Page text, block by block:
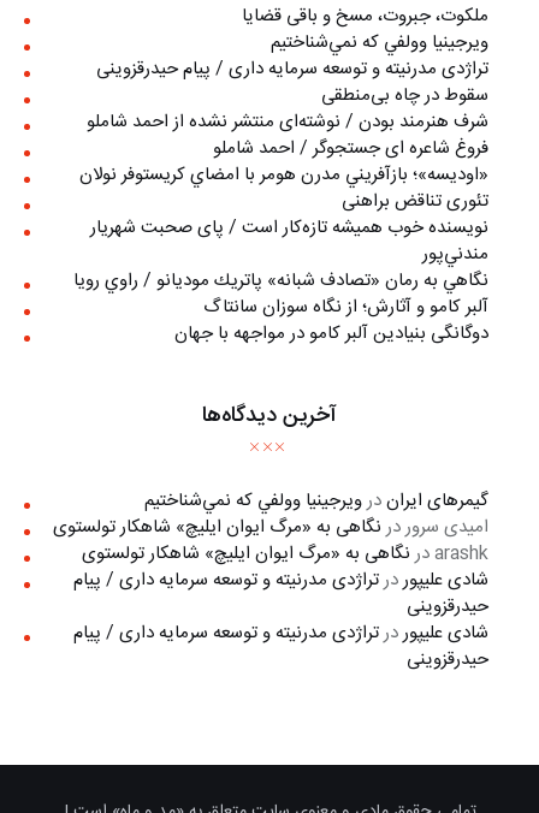
ملکوت، جبروت، مسخ و باقی قضایا
ويرجينيا وولفي كه نمي‌شناختيم
تراژدی مدرنیته و توسعه سرمایه داری / پیام حیدرقزوینی
سقوط در چاه بی‌منطقی
شرف هنرمند بودن / نوشته‌ای منتشر نشده از احمد شاملو
فروغ شاعره ای جستجوگر / احمد شاملو
«اوديسه»؛ بازآفريني مدرن هومر با امضاي كريستوفر نولان
تئوری تناقض براهنی
نويسنده خوب هميشه تازه‌كار است / پای صحبت شهريار
مندني‌پور
نگاهي به رمان «تصادف شبانه» پاتريك موديانو / راوي رويا
آلبر کامو و آثارش؛ از نگاه سوزان سانتاگ
دوگانگی بنیادین آلبر کامو در مواجهه با جهان
آخرین دیدگاه‌ها
گیمرهای ایراندرويرجينيا وولفي كه نمي‌شناختيم
امیدی سروردرنگاهی به «مرگ ايوان ايليچ» شاهکار تولستوی
arashkدرنگاهی به «مرگ ايوان ايليچ» شاهکار تولستوی
شادی علیپوردرتراژدی مدرنیته و توسعه سرمایه داری / پیام
حیدرقزوینی
شادی علیپوردرتراژدی مدرنیته و توسعه سرمایه داری / پیام
حیدرقزوینی